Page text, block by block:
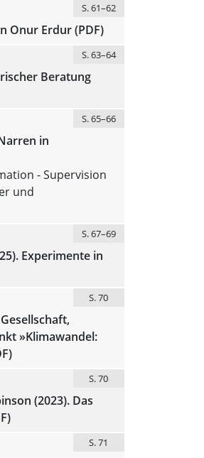
S. 61–62
Onur Erdur (PDF)
S. 63–64
Beratung
S. 65–66
in
- Supervision
und
S. 67–69
Experimente in
S. 70
»Klimawandel:
S. 70
(2023). Das
S. 71